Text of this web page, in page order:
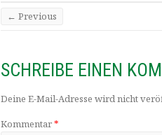
← Previous
SCHREIBE EINEN
Deine E-Mail-Adresse wird nicht
Kommentar*